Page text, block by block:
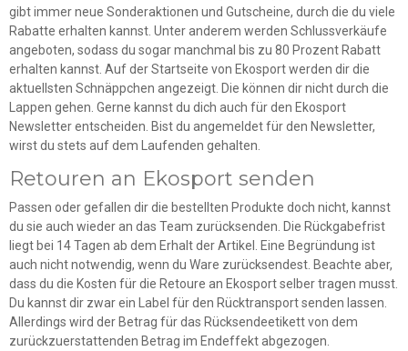
gibt immer neue Sonderaktionen und Gutscheine, durch die du viele
Rabatte erhalten kannst. Unter anderem werden Schlussverkäufe
angeboten, sodass du sogar manchmal bis zu 80 Prozent Rabatt
erhalten kannst. Auf der Startseite von Ekosport werden dir die
aktuellsten Schnäppchen angezeigt. Die können dir nicht durch die
Lappen gehen. Gerne kannst du dich auch für den Ekosport
Newsletter entscheiden. Bist du angemeldet für den Newsletter,
wirst du stets auf dem Laufenden gehalten.
Retouren an Ekosport senden
Passen oder gefallen dir die bestellten Produkte doch nicht, kannst
du sie auch wieder an das Team zurücksenden. Die Rückgabefrist
liegt bei 14 Tagen ab dem Erhalt der Artikel. Eine Begründung ist
auch nicht notwendig, wenn du Ware zurücksendest. Beachte aber,
dass du die Kosten für die Retoure an Ekosport selber tragen musst.
Du kannst dir zwar ein Label für den Rücktransport senden lassen.
Allerdings wird der Betrag für das Rücksendeetikett von dem
zurückzuerstattenden Betrag im Endeffekt abgezogen.